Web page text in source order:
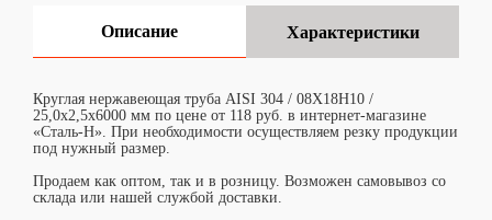
Описание Характеристики
Круглая нержавеющая труба AISI 304 / 08Х18Н10 /
25,0х2,5х6000 мм по цене от 118 руб. в интернет-магазине
«Сталь-Н». При необходимости осуществляем резку продукции
под нужный размер.
Продаем как оптом, так и в розницу. Возможен самовывоз со
склада или нашей службой доставки.